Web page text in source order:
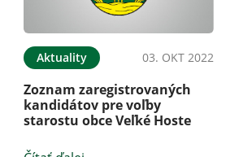
Aktuality 03. OKT 2022
Zoznam zaregistrovaných
kandidátov pre voľby
starostu obce Veľké Hoste